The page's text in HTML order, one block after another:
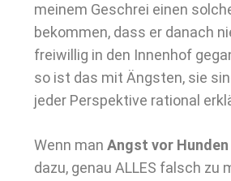
meinem Geschrei einen
bekommen, dass er danach
freiwillig in den Innenhof
so ist das mit Ängsten, sie
jeder Perspektive rational
Wenn man Angst vor Hunden
dazu, genau ALLES falsch zu